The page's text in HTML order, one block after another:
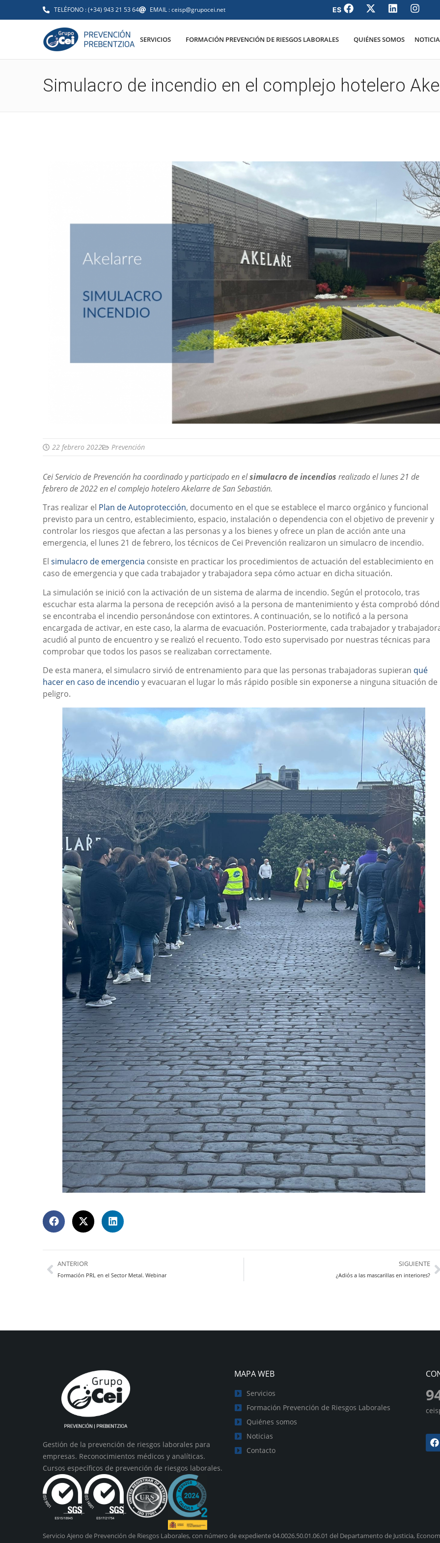
TELÉFONO : (+34) 943 21 53 64 EMAIL : ceisp@grupocei.net
SERVICIOS FORMACIÓN PREVENCIÓN DE RIESGOS LABORALES QUIÉNES SOMOS
Simulacro de incendio en el complejo hotelero
22 febrero 2022 Prevención
Cei Servicio de Prevención ha coordinado y participado en elsimulacro de incendios realizado el lunes 21 de
febrero de 2022 en el complejo hotelero Akelarre de San Sebastián.
Tras realizar el Plan de Autoprotección, documento en el que se establece el marco orgánico y funcional
previsto para un centro, establecimiento, espacio, instalación o dependencia con el objetivo de prevenir y
controlar los riesgos que afectan a las personas y a los bienes y ofrece un plan de acción ante una
emergencia, el lunes 21 de febrero, los técnicos de Cei Prevención realizaron un simulacro de incendio.
El simulacro de emergencia consiste en practicar los procedimientos de actuación del establecimiento en
caso de emergencia y que cada trabajador y trabajadora sepa cómo actuar en dicha situación.
La simulación se inició con la activación de un sistema de alarma de incendio. Según el protocolo, tras
escuchar esta alarma la persona de recepción avisó a la persona de mantenimiento y ésta comprobó
se encontraba el incendio personándose con extintores. A continuación, se lo notificó a la persona
encargada de activar, en este caso, la alarma de evacuación. Posteriormente, cada trabajador y
acudió al punto de encuentro y se realizó el recuento. Todo esto supervisado por nuestras técnicas para
comprobar que todos los pasos se realizaban correctamente.
De esta manera, el simulacro sirvió de entrenamiento para que las personas trabajadoras supieran qué
hacer en caso de incendio y evacuaran el lugar lo más rápido posible sin exponerse a ninguna situación de
peligro.
ANTERIOR
Formación PRL en el Sector Metal. Webinar
SIGUIENTE
¿Adiós a las mascarillas en interiores?
Gestión de la prevención de riesgos laborales para
empresas. Reconocimientos médicos y analíticas.
Cursos específicos de prevención de riesgos laborales.
MAPA WEB
Servicios
Formación Prevención de Riesgos Laborales
Quiénes somos
Noticias
Contacto
Servicio Ajeno de Prevención de Riesgos Laborales, con número de expediente 04.0026.50.01.06.01 del Departamento de Justicia,